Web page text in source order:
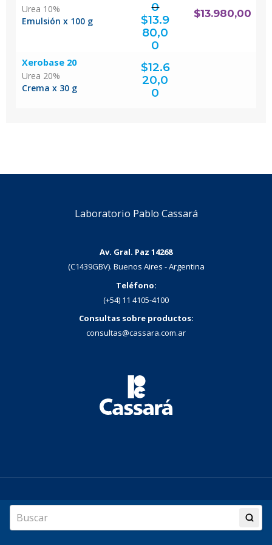
Urea 10%
Emulsión x 100 g
0
El
precio
original
era:
$18.640,00.
$13.9
80,0
0El
precio
$13.980,00
Xerobase 20
Urea 20%
Crema x 30 g
$12.6
20,0
0
Laboratorio Pablo Cassará
Av. Gral. Paz 14268
(C1439GBV). Buenos Aires - Argentina
Teléfono:
(+54) 11 4105-4100
Consultas sobre productos:
consultas@cassara.com.ar